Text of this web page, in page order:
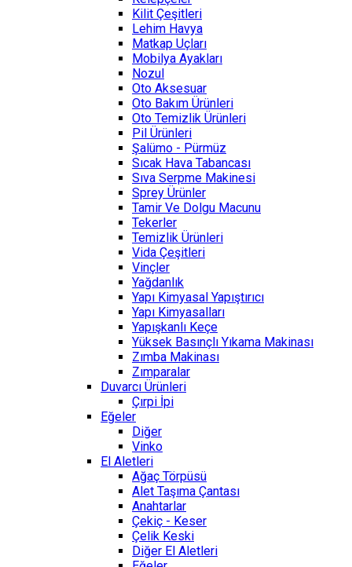
Kilit Çeşitleri
Lehim Havya
Matkap Uçları
Mobilya Ayakları
Nozul
Oto Aksesuar
Oto Bakım Ürünleri
Oto Temizlik Ürünleri
Pil Ürünleri
Şalümo - Pürmüz
Sıcak Hava Tabancası
Sıva Serpme Makinesi
Sprey Ürünler
Tamir Ve Dolgu Macunu
Tekerler
Temizlik Ürünleri
Vida Çeşitleri
Vinçler
Yağdanlık
Yapı Kimyasal Yapıştırıcı
Yapı Kimyasalları
Yapışkanlı Keçe
Yüksek Basınçlı Yıkama Makinası
Zımba Makinası
Zımparalar
Duvarcı Ürünleri
Çırpi İpi
Eğeler
Diğer
Vinko
El Aletleri
Ağaç Törpüsü
Alet Taşıma Çantası
Anahtarlar
Çekiç - Keser
Çelik Keski
Diğer El Aletleri